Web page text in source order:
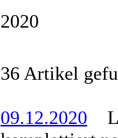
2020
36 Artikel
09.12.2020